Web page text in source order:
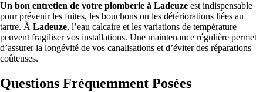
Un bon entretien de votre plomberie à Ladeuze est indispensable
pour prévenir les fuites, les bouchons ou les détériorations liées au
tartre. À Ladeuze, l’eau calcaire et les variations de température
peuvent fragiliser vos installations. Une maintenance régulière permet
d’assurer la longévité de vos canalisations et d’éviter des réparations
coûteuses.
Questions Fréquemment Posées